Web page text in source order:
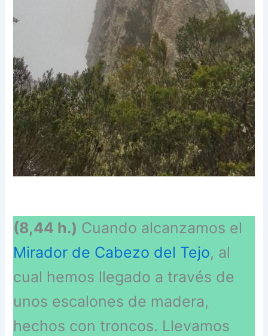
(8,44 h.) Cuando alcanzamos el
Mirador de Cabezo del Tejo, al
cual hemos llegado a través de
unos escalones de madera,
hechos con troncos. Llevamos